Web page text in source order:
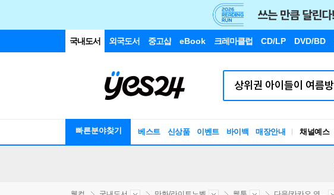
국내도서 외국도서 중고샵 eBook 크레마클럽 CD/LP DVD/BD
빠른분야찾기 베스트 신상품 이벤트 바이백 매장안내 채널예스